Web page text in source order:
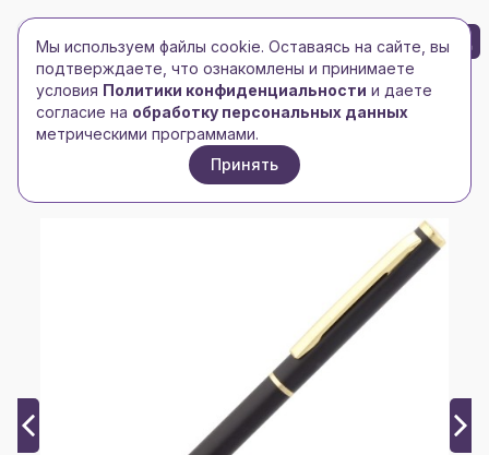
Toggle navigation
Toggle navigation
БРЕНД-ЛОГО 0
Главная/Ручки, карандаши, маркеры/
Ручки металлические/
Ручка шариковая Hotel Gold, ver.2, матовая черная
Мы используем файлы cookie. Оставаясь на сайте, вы
подтверждаете, что ознакомлены и принимаете
условия Политики конфиденциальности и даете
согласие на обработку персональных данных
метрическими программами.
Принять